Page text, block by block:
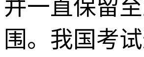
并一直保留
围。我国考